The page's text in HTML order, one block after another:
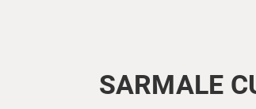
SARMALE